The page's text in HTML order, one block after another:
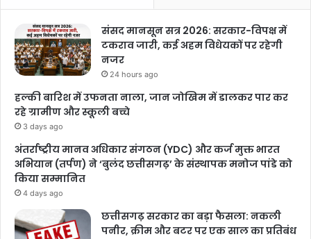
संसद मानसून सत्र 2026: सरकार-विपक्ष में
टकराव जारी, कई अहम विधेयकों पर रहेगी
नजर
24 hours ago
हल्की बारिश में उफनता नाला, जान जोखिम में डालकर पार कर
रहे ग्रामीण और स्कूली बच्चे
3 days ago
अंतर्राष्ट्रीय मानव अधिकार संगठन (YDC) और कर्ज मुक्त भारत
अभियान (तर्पण) ने ‘बुलंद छत्तीसगढ़’ के संस्थापक मनोज पांडे को
किया सम्मानित
4 days ago
छत्तीसगढ़ सरकार का बड़ा फैसला: नकली
पनीर, क्रीम और बटर पर एक साल का प्रतिबंध